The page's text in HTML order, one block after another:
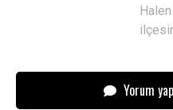
Yorum